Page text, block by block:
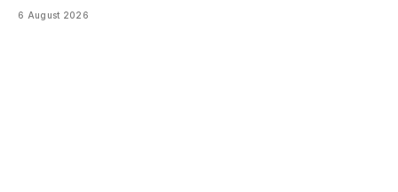
6 August 2026